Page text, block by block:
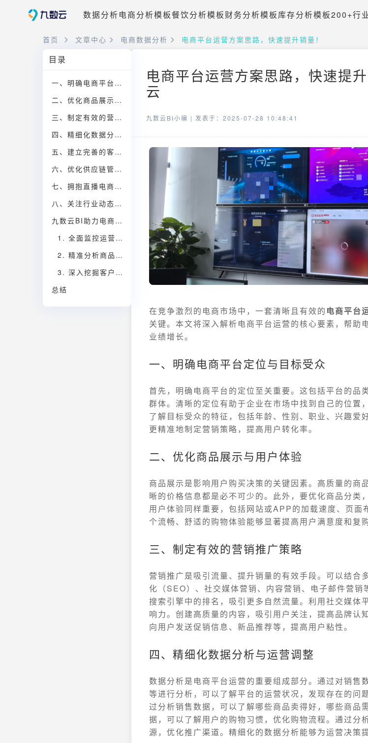
数据分析电商分析模板餐饮分析模板财务分析模板库存分析模板200+行
首页 文章中心 电商数据分析 电商平台运营方案思路，快速提升销量！
目录
一、明确电商平台定位与目标受众
二、优化商品展示与用户体验
三、制定有效的营销推广策略
四、精细化数据分析与运营调整
五、建立完善的客户服务体系
六、优化供应链管理，降低运营成本
七、拥抱直播电商，拓展销售渠道
八、关注行业动态，持续学习与创新
九数云BI助力电商平台运营
1. 全面监控运营数据
2. 精准分析商品销售情况
3. 深入挖掘客户价值
总结
电商平台运营方案思路，快速提
云
九数云BI小编 | 发表于：2025-07-28 10:48:41
在竞争激烈的电商市场中，一套清晰且有效的 电商平台
关键。本文将深入解析电商平台运营的核心要素，帮助
业绩增长。
一、明确电商平台定位与目标受众
首先，明确电商平台的定位至关重要。这包括平台的品
群体。清晰的定位有助于企业在市场中找到自己的位置
了解目标受众的特征，包括年龄、性别、职业、兴趣爱
更精准地制定营销策略，提高用户转化率。
二、优化商品展示与用户体验
商品展示是影响用户购买决策的关键因素。高质量的商
晰的价格信息都是必不可少的。此外，要优化商品分类
用户体验同样重要，包括网站或APP的加载速度、页面
个流畅、舒适的购物体验能够显著提高用户满意度和复购
三、制定有效的营销推广策略
营销推广是吸引流量、提升销量的有效手段。可以结合
化（SEO）、社交媒体营销、内容营销、电子邮件营销
搜索引擎中的排名，吸引更多自然流量。利用社交媒体
响力。创建高质量的内容，吸引用户关注，提高品牌认
向用户发送促销信息、新品推荐等，提高用户粘性。
四、精细化数据分析与运营调整
数据分析是电商平台运营的重要组成部分。通过对销售
等进行分析，可以了解平台的运营状况，发现存在的问
过分析销售数据，可以了解哪些商品卖得好，哪些商品
据，可以了解用户的购物习惯，优化购物流程。通过分
源，优化推广渠道。精细化的数据分析能够为运营决策